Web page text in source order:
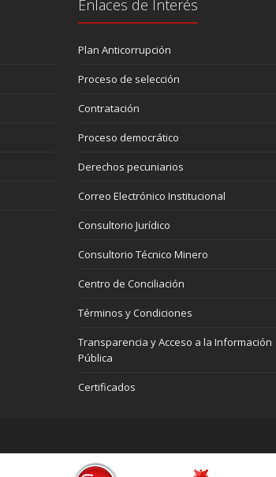
Enlaces de Interés
Plan Anticorrupción
Proceso de selección
Contratación
Proceso democrático
Derechos pecuniarios
Correo Electrónico Institucional
Consultorio Jurídico
Consultorio Técnico Minero
Centro de Conciliación
Términos y Condiciones
Transparencia y Acceso a la Información
Pública
Certificados